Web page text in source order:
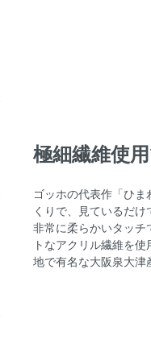
極細繊維使
ゴッホの代表作「ひ
くりで、見ているだ
非常に柔らかいタッチ
トなアクリル繊維を
地で有名な大阪泉大津